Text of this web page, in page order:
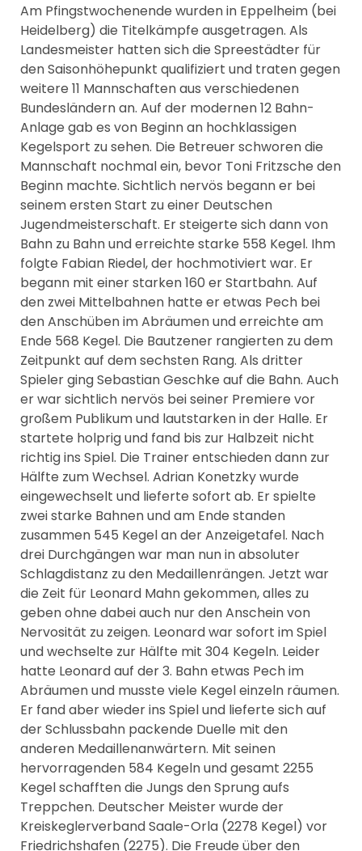
Am Pfingstwochenende wurden in Eppelheim (bei
Heidelberg) die Titelkämpfe ausgetragen. Als
Landesmeister hatten sich die Spreestädter für
den Saisonhöhepunkt qualifiziert und traten gegen
weitere 11 Mannschaften aus verschiedenen
Bundesländern an. Auf der modernen 12 Bahn-
Anlage gab es von Beginn an hochklassigen
Kegelsport zu sehen. Die Betreuer schworen die
Mannschaft nochmal ein, bevor Toni Fritzsche den
Beginn machte. Sichtlich nervös begann er bei
seinem ersten Start zu einer Deutschen
Jugendmeisterschaft. Er steigerte sich dann von
Bahn zu Bahn und erreichte starke 558 Kegel. Ihm
folgte Fabian Riedel, der hochmotiviert war. Er
begann mit einer starken 160 er Startbahn. Auf
den zwei Mittelbahnen hatte er etwas Pech bei
den Anschüben im Abräumen und erreichte am
Ende 568 Kegel. Die Bautzener rangierten zu dem
Zeitpunkt auf dem sechsten Rang. Als dritter
Spieler ging Sebastian Geschke auf die Bahn. Auch
er war sichtlich nervös bei seiner Premiere vor
großem Publikum und lautstarken in der Halle. Er
startete holprig und fand bis zur Halbzeit nicht
richtig ins Spiel. Die Trainer entschieden dann zur
Hälfte zum Wechsel. Adrian Konetzky wurde
eingewechselt und lieferte sofort ab. Er spielte
zwei starke Bahnen und am Ende standen
zusammen 545 Kegel an der Anzeigetafel. Nach
drei Durchgängen war man nun in absoluter
Schlagdistanz zu den Medaillenrängen. Jetzt war
die Zeit für Leonard Mahn gekommen, alles zu
geben ohne dabei auch nur den Anschein von
Nervosität zu zeigen. Leonard war sofort im Spiel
und wechselte zur Hälfte mit 304 Kegeln. Leider
hatte Leonard auf der 3. Bahn etwas Pech im
Abräumen und musste viele Kegel einzeln räumen.
Er fand aber wieder ins Spiel und lieferte sich auf
der Schlussbahn packende Duelle mit den
anderen Medaillenanwärtern. Mit seinen
hervorragenden 584 Kegeln und gesamt 2255
Kegel schafften die Jungs den Sprung aufs
Treppchen. Deutscher Meister wurde der
Kreiskeglerverband Saale-Orla (2278 Kegel) vor
Friedrichshafen (2275). Die Freude über den